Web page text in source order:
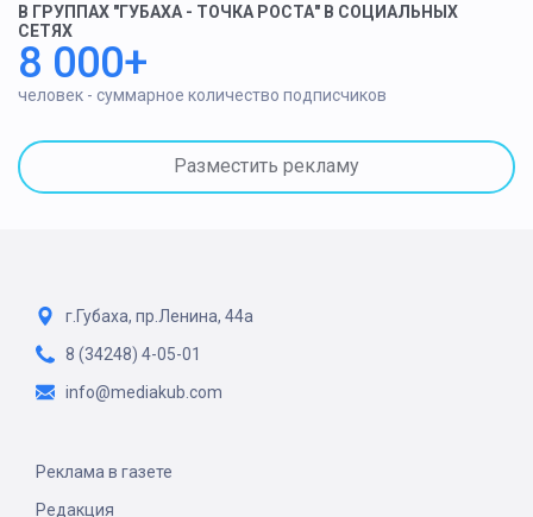
В ГРУППАХ "ГУБАХА - ТОЧКА РОСТА" В СОЦИАЛЬНЫХ
СЕТЯХ
8 000+
человек - суммарное количество подписчиков
Разместить рекламу
г.Губаха, пр.Ленина, 44а
8 (34248) 4-05-01
info@mediakub.com
Реклама в газете
Редакция